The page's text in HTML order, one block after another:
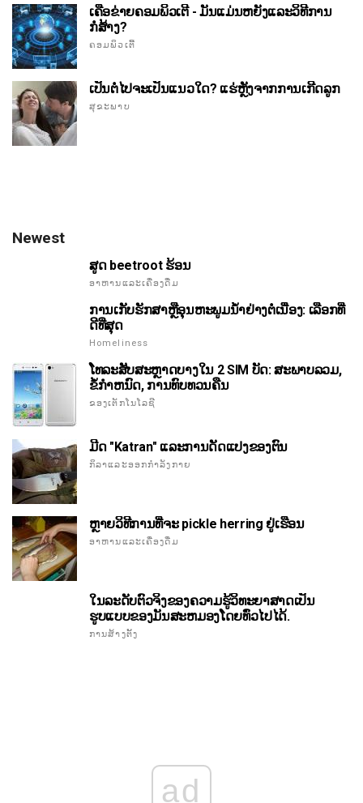
ເຄືອຂ່າຍຄອມພິວເຕີ - ມັນແມ່ນຫຍັງແລະວິທີການ
ກໍ່ສ້າງ?
ຄອມພິວເຕີ້
ເປັນຕໍ່ໄປຈະເປັນແນວໃດ? ແຮ່ຫຼັງຈາກການເກີດລູກ
ສຸຂະພາບ
Newest
ສູດ beetroot ຮ້ອນ
ອາຫານແລະເຄື່ອງດື່ມ
ການເກັບຮັກສາຫຼືອຸນຫະພູມນ້ໍາຢ່າງຕໍ່ເນື່ອງ: ເລືອກທີ່
ດີທີ່ສຸດ
Homeliness
ໂທລະສັບສະຫຼາດບາງໃນ 2 SIM ບັດ: ສະພາບລວມ,
ຂໍ້ກໍາຫນົດ, ການທົບທວນຄືນ
ຂອງເຕັກໂນໂລຊີ
ມີດ "Katran" ແລະການດັດແປງຂອງຕົນ
ກິລາແລະອອກກໍາລັງກາຍ
ຫຼາຍວິທີການທີ່ຈະ pickle herring ຢູ່ເຮືອນ
ອາຫານແລະເຄື່ອງດື່ມ
ໃນລະດັບຕົວຈິງຂອງຄວາມຮູ້ວິທະຍາສາດເປັນ
ຮູບແບບຂອງມັນສະຫມອງໂດຍທົ່ວໄປໄດ້.
ການສ້າງຕັ້ງ
ad